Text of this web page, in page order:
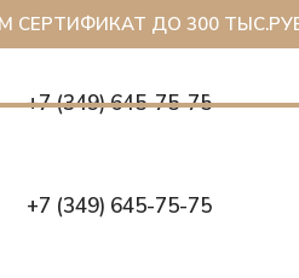
ДО 300 ТЫС.РУБ
+7 (349) 645-75-75
+7 (349) 645-75-75